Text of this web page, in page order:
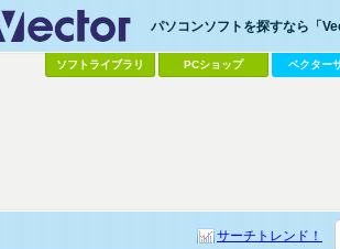
パソコンソフトを探すなら「
ソフトライブラリ PCショップ ベクター
サーチトレンド！